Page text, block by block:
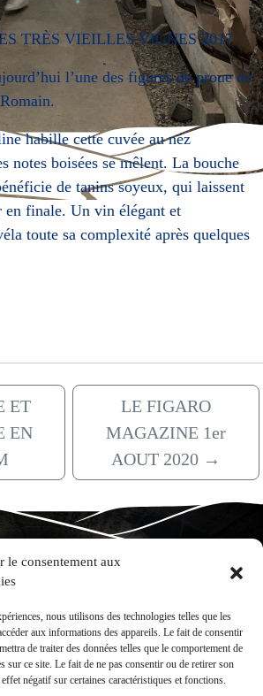
le consentement aux
nous utilisons des technologies telles que les
aux informations des appareils. Le fait de consentir
de traiter des données telles que le comportement de
sur ce site. Le fait de ne pas consentir ou de retirer son
négatif sur certaines caractéristiques et fonctions.
TRÈS VIEILLES VIGNES 2017
l’une des figures de proue de
habille cette cuvée au nez
notes boisées se mêlent. La bouche
de tanins soyeux, qui laissent
en finale. Un vin élégant et
toute sa complexité après quelques
ET
EN
LE FIGARO
MAGAZINE 1er
AOUT 2020 →
Alain Gras
rue Sous la Velle
Saint-Romain
: 03 80 21 27 83
Retrouvez-nous